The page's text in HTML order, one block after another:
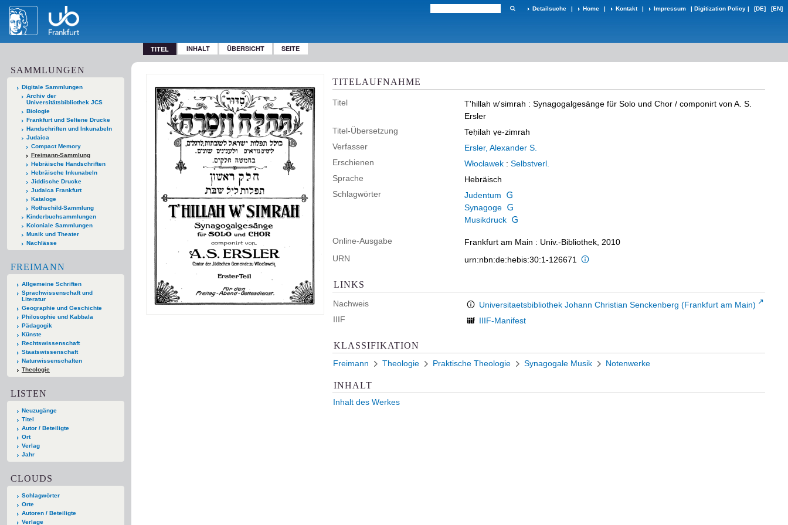
Detailsuche | Home | Kontakt | Impressum | Digitization Policy | [DE] [EN]
TITEL INHALT ÜBERSICHT SEITE
SAMMLUNGEN
Digitale Sammlungen
Archiv der
Universitätsbibliothek JCS
Biologie
Frankfurt und Seltene Drucke
Handschriften und Inkunabeln
Judaica
Compact Memory
Freimann-Sammlung
Hebräische Handschriften
Hebräische Inkunabeln
Jiddische Drucke
Judaica Frankfurt
Kataloge
Rothschild-Sammlung
Kinderbuchsammlungen
Koloniale Sammlungen
Musik und Theater
Nachlässe
FREIMANN
Allgemeine Schriften
Sprachwissenschaft und
Literatur
Geographie und Geschichte
Philosophie und Kabbala
Pädagogik
Künste
Rechtswissenschaft
Staatswissenschaft
Naturwissenschaften
Theologie
LISTEN
Neuzugänge
Titel
Autor / Beteiligte
Ort
Verlag
Jahr
CLOUDS
Schlagwörter
Orte
Autoren / Beteiligte
Verlage
TITELAUFNAHME
Titel T'hillah w'simrah : Synagogalgesänge für Solo und Chor / componirt von A. S.
Ersler
Titel-Übersetzung
Teḥilah ṿe-zimrah
Verfasser
Ersler, Alexander S.
Erschienen
Włocławek : Selbstverl.
Sprache
Hebräisch
Schlagwörter
Judentum
Synagoge
Musikdruck
Online-Ausgabe
Frankfurt am Main : Univ.-Bibliothek, 2010
URN
urn:nbn:de:hebis:30:1-126671
LINKS
Nachweis
Universitaetsbibliothek Johann Christian Senckenberg (Frankfurt am Main)
IIIF
IIIF-Manifest
KLASSIFIKATION
Freimann Theologie Praktische Theologie Synagogale Musik Notenwerke
INHALT
Inhalt des Werkes